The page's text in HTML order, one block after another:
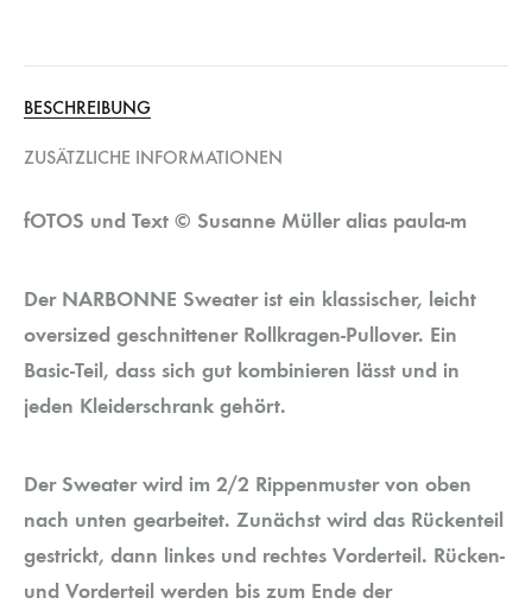
BESCHREIBUNG
ZUSÄTZLICHE INFORMATIONEN
fOTOS und Text © Susanne Müller alias paula-m
Der NARBONNE Sweater ist ein klassischer, leicht
oversized geschnittener Rollkragen-Pullover. Ein
Basic-Teil, dass sich gut kombinieren lässt und in
jeden Kleiderschrank gehört.
Der Sweater wird im 2/2 Rippenmuster von oben
nach unten gearbeitet. Zunächst wird das Rückenteil
gestrickt, dann linkes und rechtes Vorderteil. Rücken-
und Vorderteil werden bis zum Ende der